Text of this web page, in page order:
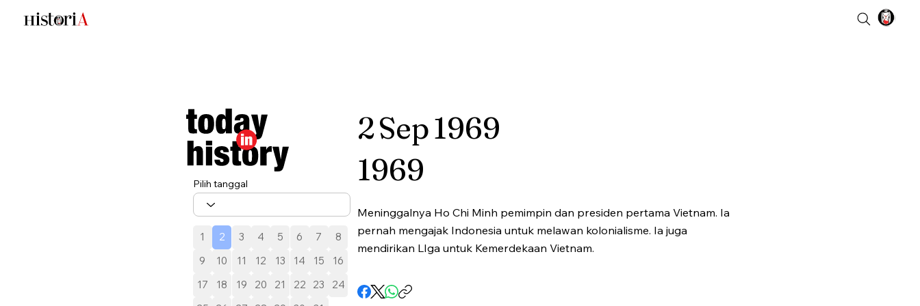
Pilih tanggal
1 2 3 4 5 6 7
8
9
10 11 12 13 14 15
16
17
18 19 20 21 22 23
24
2Sep1969
1969
Meninggalnya Ho Chi Minh pemimpin dan presiden pertama Vietnam. Ia
pernah mengajak Indonesia untuk melawan kolonialisme. Ia juga
mendirikan LIga untuk Kemerdekaan Vietnam.